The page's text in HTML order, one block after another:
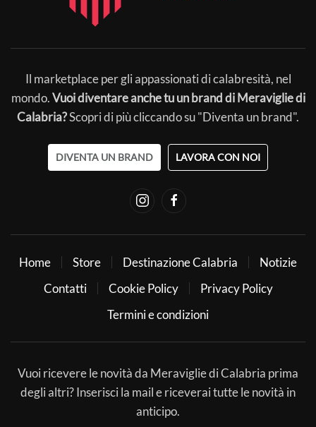
Il marketplace per gli appassionati di calabresità, nel
mondo.Vuoi diventare anche tu un brand di Meraviglie di
Calabria?Scopri di più cliccando su "Diventa un brand".
DIVENTA UN BRAND LAVORA CON NOI
Home Store Destinazione Calabria
Notizie
Contatti
Cookie Policy
Privacy Policy
Termini e condizioni
Vuoi ricevere le novità da Meraviglie di Calabria prima
degli altri? Inserisci la mail e riceverai tutte le novità in
anticipo.